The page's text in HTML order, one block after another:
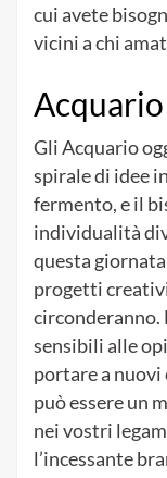
cui avete
vicini a chi
Acquario
Gli Acquario
spirale di idee
fermento, e il
individualità
questa
progetti
circonderanno.
sensibili alle
portare a
può essere un
nei vostri
l’incessante